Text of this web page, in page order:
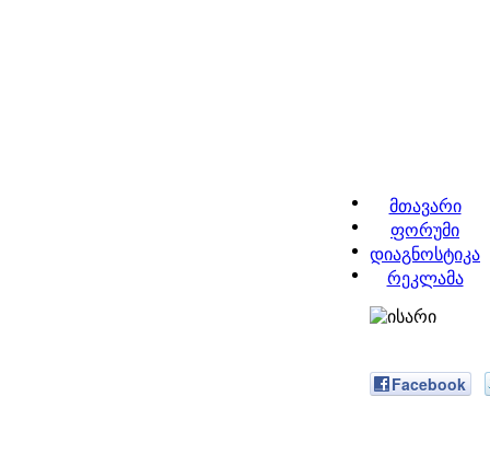
მთავარი
ფორუმი
დიაგნოსტიკა
რეკლამა
Facebook